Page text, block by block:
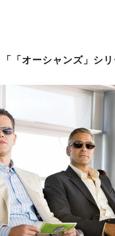
「オーシャンズ」シリ